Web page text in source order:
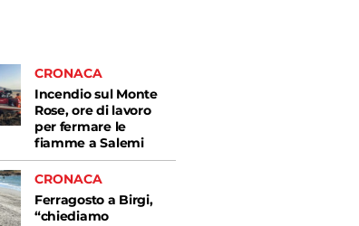
CRONACA
Incendio sul Monte
Rose, ore di lavoro
per fermare le
fiamme a Salemi
CRONACA
Ferragosto a Birgi,
“chiediamo